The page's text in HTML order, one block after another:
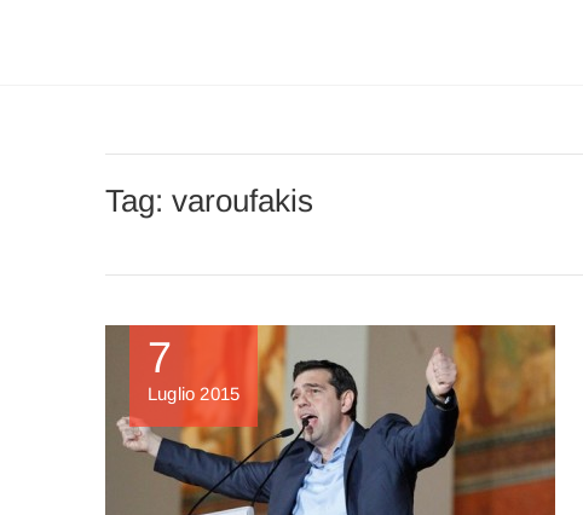
Tag: varoufakis
7
Luglio 2015